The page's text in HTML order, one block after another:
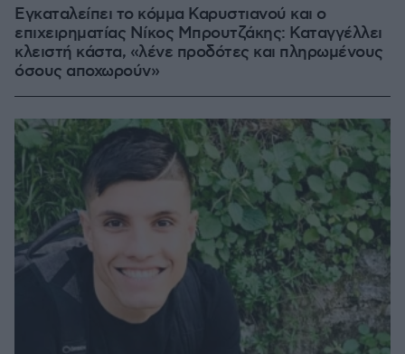
Εγκαταλείπει το κόμμα Καρυστιανού και ο
επιχειρηματίας Νίκος Μπρουτζάκης: Καταγγέλλει
κλειστή κάστα, «λένε προδότες και πληρωμένους
όσους αποχωρούν»